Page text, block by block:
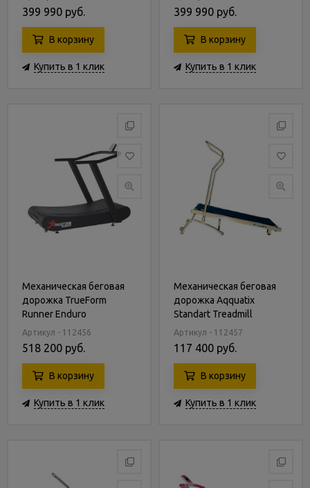
399 990 руб.
В корзину
Купить в 1 клик
399 990 руб.
В корзину
Купить в 1 клик
Механическая беговая
дорожка TrueForm
Runner Enduro
Артикул - 112456
518 200 руб.
В корзину
Купить в 1 клик
Механическая беговая
дорожка Aqquatix
Standart Treadmill
Артикул - 112457
117 400 руб.
В корзину
Купить в 1 клик